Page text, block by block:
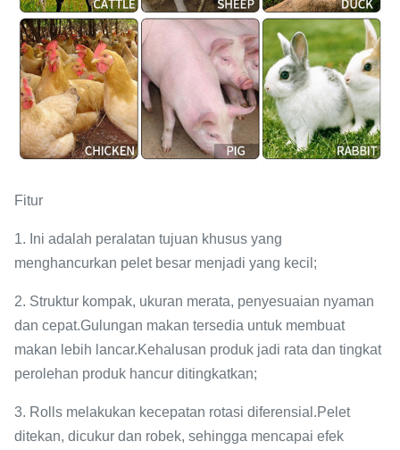
Fitur
1. Ini adalah peralatan tujuan khusus yang
menghancurkan pelet besar menjadi yang kecil;
2. Struktur kompak, ukuran merata, penyesuaian nyaman
dan cepat.Gulungan makan tersedia untuk membuat
makan lebih lancar.Kehalusan produk jadi rata dan tingkat
perolehan produk hancur ditingkatkan;
3. Rolls melakukan kecepatan rotasi diferensial.Pelet
ditekan, dicukur dan robek, sehingga mencapai efek